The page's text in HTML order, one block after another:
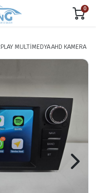
0
MULTİMEDYA AHD KAMERA